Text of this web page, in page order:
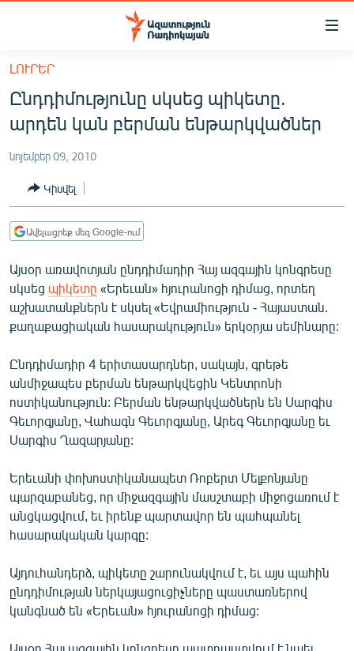
Մատչելիության
հիմնական
բովանդակությանը
հիմնական
մենյուին
ՀԱՅԱՍՏԱՆ
ՔԱՂԱՔԱԿԱՆ
ԸՆՏՐՈՒԹՅՈՒՆՆԵՐ 2026
ԻՐԱՎՈՒՆՔ
ՀԱՍԱՐԱԿՈՒԹՅՈՒՆ
ՂԱՐԱԲԱՂ
ՊԱՏԵՐԱԶՄԻ 6 ՇԱԲԱԹՆԵՐԸ
ՏԱՐԱԾԱՇՐՋԱՆ
ՄԻՋԱԶԳԱՅԻՆ
ՄՇԱԿՈՒՅԹ
ՍՊՈՐՏ
ՄԵԿՆԱԲԱՆՈՒԹՅՈՒՆ
ՏՏ ԵՒ ԻՆՏԵՐՆԵՏ
ԿՈՐՈՆԱՎԻՐՈՒՍ
ԱՐԽԻՎ
ՏԵՍԱՆՅՈՒԹԵՐ
ԲԱՆԱՎԵՃ
ՁԳՏԵԼՈՎ ԼԱՎԱԳՈՒՅՆԻՆ
ԼՈՒՐԵՐ
Ընդդիմությունը սկսեց պիկետը.
արդեն կան բերման ենթարկվածներ
նոյեմբեր 09, 2010
Կիսվել
Ավելացրեք մեզ Google-ում
Այսօր առավոտյան ընդդիմադիր Հայ ազգային կոնգրեսը
սկսեց պիկետը «Երեւան» հյուրանոցի դիմաց, որտեղ
աշխատանքներն է սկսել «Եվրամիություն - Հայաստան.
քաղաքացիական հասարակություն» երկօրյա սեմինարը:
Ընդդիմադիր 4 երիտասարդներ, սակայն, գրեթե
անմիջապես բերման ենթարկվեցին Կենտրոնի
ոստիկանություն: Բերման ենթարկվածներն են Սարգիս
Գեւորգյանը, Վահագն Գեւորգյանը, Արեգ Գեւորգյանը եւ
Սարգիս Ղազարյանը:
Երեւանի փոխոստիկանապետ Ռոբերտ Մելքոնյանը
պարզաբանեց, որ միջազգային մասշտաբի միջոցառում է
անցկացվում, եւ իրենք պարտավոր են պահպանել
հասարակական կարգը:
Այդուհանդերձ, պիկետը շարունակվում է, եւ այս պահին
ընդդիմության ներկայացուցիչները պաստառներով
կանգնած են «Երեւան» հյուրանոցի դիմաց: